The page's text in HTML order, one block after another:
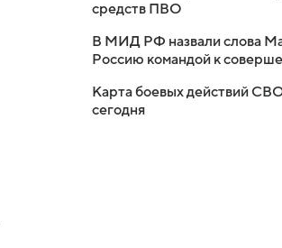
средств ПВО
В МИД РФ назвали слова
Россию командой к
Карта боевых действий
сегодня